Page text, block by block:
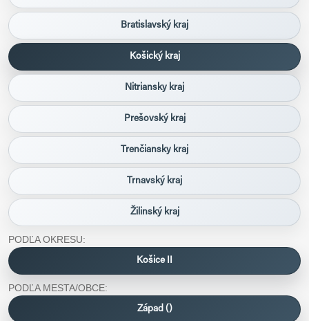
Bratislavský kraj
Košický kraj
Nitriansky kraj
Prešovský kraj
Trenčiansky kraj
Trnavský kraj
Žilinský kraj
PODĽA OKRESU:
Košice II
PODĽA MESTA/OBCE:
Západ ()